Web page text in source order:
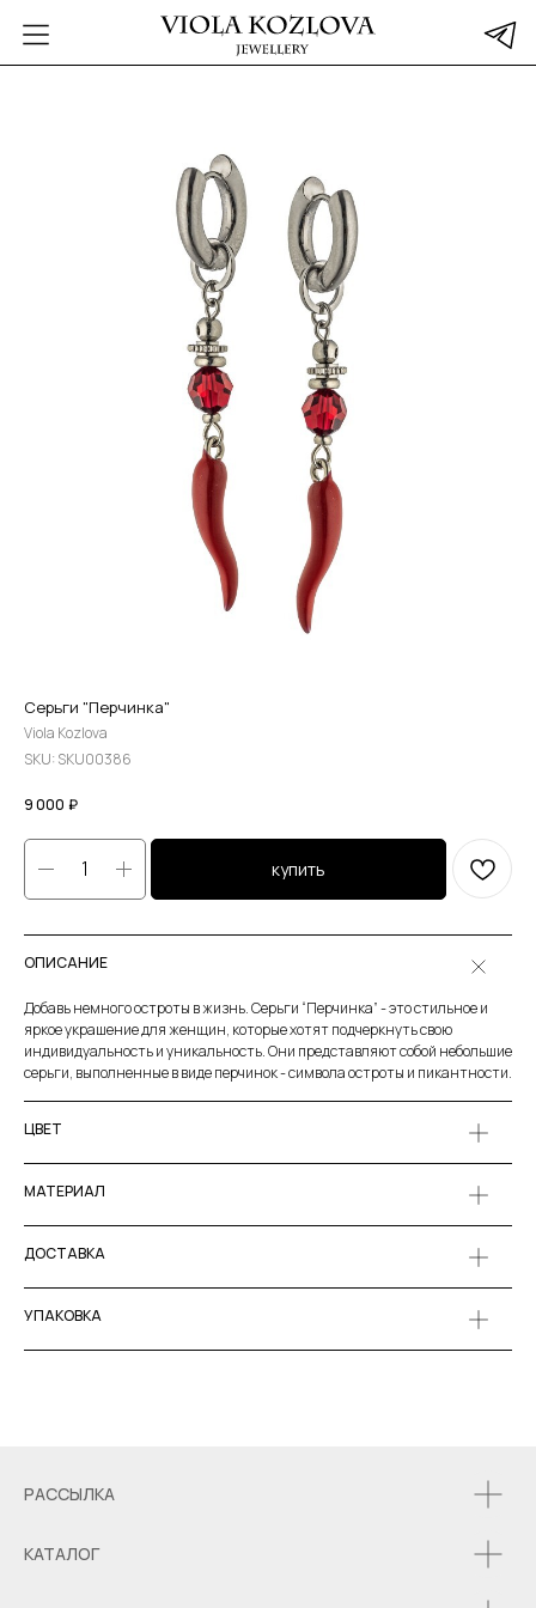
Серьги "Перчинка"
Viola Kozlova
SKU: SKU00386
9 000 ₽
купить
ОПИСАНИЕ
Добавь немного остроты в жизнь. Серьги “Перчинка” - это стильное и
яркое украшение для женщин, которые хотят подчеркнуть свою
индивидуальность и уникальность. Они представляют собой небольшие
серьги, выполненные в виде перчинок - символа остроты и пикантности.
ЦВЕТ
МАТЕРИАЛ
ДОСТАВКА
УПАКОВКА
РАССЫЛКА
КАТАЛОГ